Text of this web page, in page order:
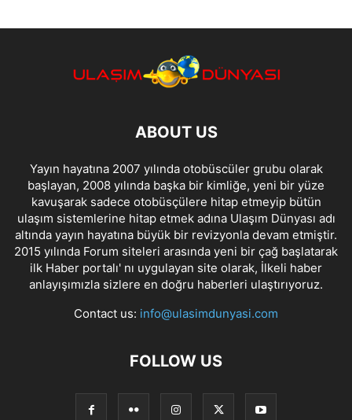
ABOUT US
Yayın hayatına 2007 yılında otobüscüler grubu olarak
başlayan, 2008 yılında başka bir kimliğe, yeni bir yüze
kavuşarak sadece otobüsçülere hitap etmeyip bütün
ulaşım sistemlerine hitap etmek adına Ulaşım Dünyası adı
altında yayın hayatına büyük bir revizyonla devam etmiştir.
2015 yılında Forum siteleri arasında yeni bir çağ başlatarak
ilk Haber portalı' nı uygulayan site olarak, İlkeli haber
anlayışımızla sizlere en doğru haberleri ulaştırıyoruz.
Contact us: info@ulasimdunyasi.com
FOLLOW US